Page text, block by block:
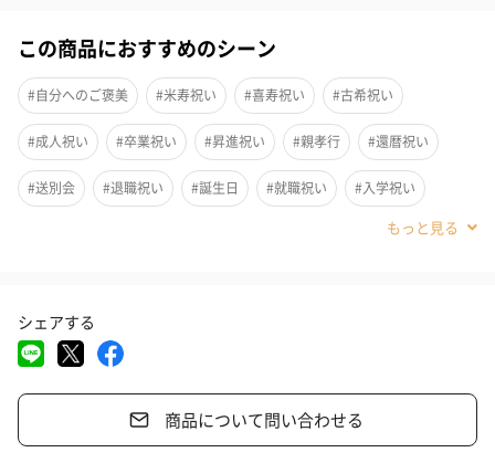
羽織るタイプのポンチョです。
首元から二の腕までしっかりとカバーし日焼け対策、冷房対策に
効果的です。
また首に巻くなど、シーンによって使い分けができます。
糸を1本で編んだ部分は透け、2本で編んだ部分との差がある、見
た目にも清涼感あるボーダーが特徴的なアイテムです。
リネン
この商品におすすめのシーン
#自分へのご褒美 #米寿祝い #喜寿祝い #古希祝い
#成人祝い #卒業祝い #昇進祝い #親孝行 #還暦祝い
#送別会 #退職祝い #誕生日 #就職祝い #入学祝い
#クリスマス
#30代 #40代
シェアする
商品について問い合わせる